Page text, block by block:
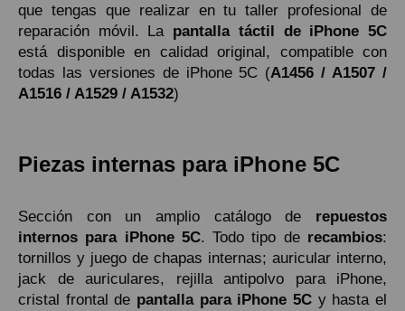
que tengas que realizar en tu taller profesional de
reparación móvil. La pantalla táctil de iPhone 5C
está disponible en calidad original, compatible con
todas las versiones de iPhone 5C (A1456 / A1507 /
A1516 / A1529 / A1532)
Piezas internas para iPhone 5C
Sección con un amplio catálogo de repuestos
internos para iPhone 5C. Todo tipo de recambios:
tornillos y juego de chapas internas; auricular interno,
jack de auriculares, rejilla antipolvo para iPhone,
cristal frontal de pantalla para iPhone 5C y hasta el